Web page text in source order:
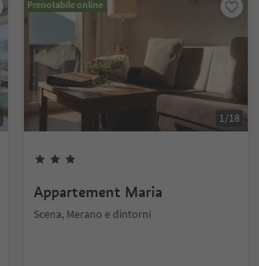
Prenotabile online
1/18
Appartement Maria
Scena, Merano e dintorni